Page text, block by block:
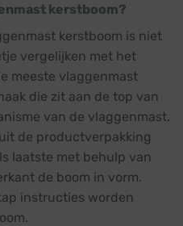
kerstboom?
kerstboom is niet
vergelijken met het
meeste vlaggenmast
die zit aan de top van
van de vlaggenmast.
de productverpakking
laatste met behulp van
de boom in vorm.
instructies worden